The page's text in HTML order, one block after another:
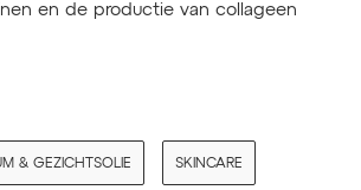
en de productie van collageen
& GEZICHTSOLIE SKINCARE